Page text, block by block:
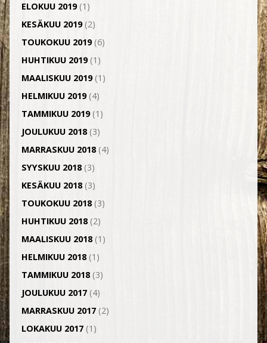
ELOKUU 2019(1)
KESÄKUU 2019(2)
TOUKOKUU 2019(6)
HUHTIKUU 2019(1)
MAALISKUU 2019(1)
HELMIKUU 2019(4)
TAMMIKUU 2019(1)
JOULUKUU 2018(3)
MARRASKUU 2018(4)
SYYSKUU 2018(3)
KESÄKUU 2018(3)
TOUKOKUU 2018(3)
HUHTIKUU 2018(2)
MAALISKUU 2018(1)
HELMIKUU 2018(1)
TAMMIKUU 2018(3)
JOULUKUU 2017(4)
MARRASKUU 2017(2)
LOKAKUU 2017(1)